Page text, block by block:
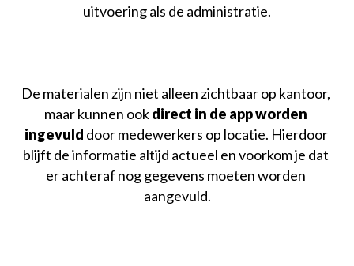
Versleepbare tijdsplanning
Geautomatiseerde werkbonnen
Eigen huisstijl
Foto’s en bijlagen
uitvoering als de administratie.
De materialen zijn niet alleen zichtbaar op kantoor,
maar kunnen ook direct in de app worden
ingevuld door medewerkers op locatie. Hierdoor
blijft de informatie altijd actueel en voorkom je dat
er achteraf nog gegevens moeten worden
aangevuld.